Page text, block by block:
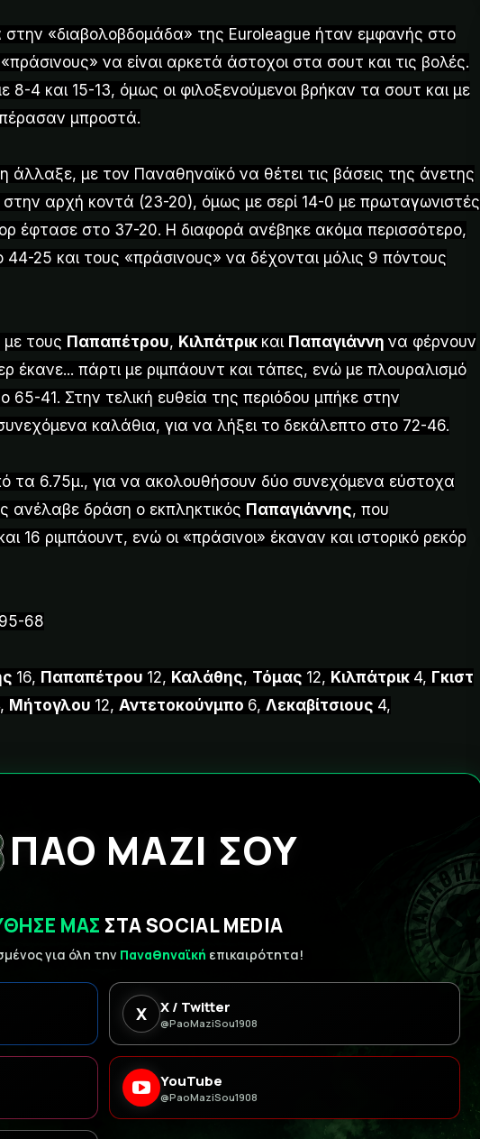
«διαβολοβδομάδα» της Euroleague ήταν εμφανής στο
να είναι αρκετά άστοχοι στα σουτ και τις βολές.
8-4 και 15-13, όμως οι φιλοξενούμενοι βρήκαν τα σουτ και με
μπροστά.
με τον Παναθηναϊκό να θέτει τις βάσεις της άνετης
αρχή κοντά (23-20), όμως με σερί 14-0 με πρωταγωνιστές
έφτασε στο 37-20. Η διαφορά ανέβηκε ακόμα περισσότερο,
44-25 και τους «πράσινους» να δέχονται μόλις 9 πόντους
με τους Παπαπέτρου, Κιλπάτρικ και Παπαγιάννη να φέρνουν
πάρτι με ριμπάουντ και τάπες, ενώ με πλουραλισμό
65-41. Στην τελική ευθεία της περιόδου μπήκε στην
καλάθια, για να λήξει το δεκάλεπτο στο 72-46.
τα 6.75μ., για να ακολουθήσουν δύο συνεχόμενα εύστοχα
ανέλαβε δράση ο εκπληκτικός Παπαγιάννης, που
16 ριμπάουντ, ενώ οι «πράσινοι» έκαναν και ιστορικό ρεκόρ
68
16, Παπαπέτρου 12, Καλάθης, Τόμας 12, Κιλπάτρικ 4, Γκιστ
Μήτογλου 12, Αντετοκούνμπο 6, Λεκαβίτσιους 4,
ΠΑΟ ΜΑΖΙ ΣΟΥ
ΜΑΣ ΣΤΑ SOCIAL MEDIA
για όλη την Παναθηναϊκή επικαιρότητα!
X X / Twitter
@PaoMaziSou1908
YouTube
@PaoMaziSou1908